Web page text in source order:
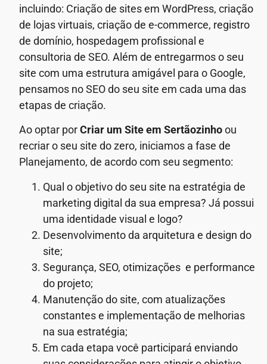
incluindo: Criação de sites em WordPress, criação
de lojas virtuais, criação de e-commerce, registro
de domínio, hospedagem profissional e
consultoria de SEO. Além de entregarmos o seu
site com uma estrutura amigável para o Google,
pensamos no SEO do seu site em cada uma das
etapas de criação.
Ao optar porCriar um Site em Sertãozinhoou
recriar o seu site do zero, iniciamos a fase de
Planejamento, de acordo com seu segmento:
Qual o objetivo do seu site na estratégia de
marketing digital da sua empresa? Já possui
uma identidade visual e logo?
Desenvolvimento da arquitetura e design do
site;
Segurança, SEO, otimizações e performance
do projeto;
Manutenção do site, com atualizações
constantes e implementação de melhorias
na sua estratégia;
Em cada etapa você participará enviando